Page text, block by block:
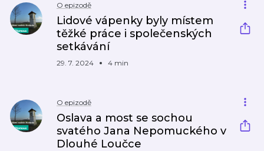
O epizodě
Lidové vápenky byly místem
těžké práce i společenských
setkávání
29. 7. 2024 4 min
O epizodě
Oslava a most se sochou
svatého Jana Nepomuckého v
Dlouhé Loučce